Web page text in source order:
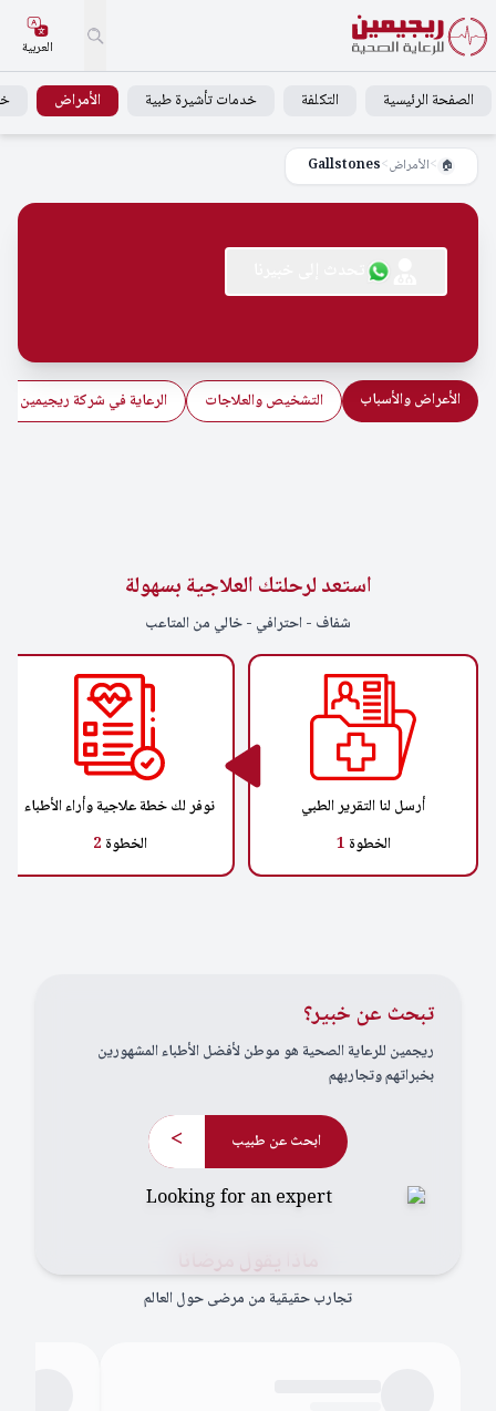
العربية
الصفحة الرئيسية التكلفة خدمات تأشيرة طبية الأمراض
🏠
>الأمراض>
Gallstones
الأعراض والأسباب التشخيص والعلاجات الرعاية في شركة ريجيمين
استعد لرحلتك العلاجية بسهولة
شفاف - احترافي - خالي من المتاعب
أرسل لنا التقرير الطبي
الخطوة 1
نوفر لك خطة علاجية وأراء الأطباء
الخطوة 2
تبحث عن خبير؟
ريجمين للرعاية الصحية هو موطن لأفضل الأطباء المشهورين
بخبراتهم وتجاربهم
ابحث عن طبيب >
ماذا يقول مرضانا
تجارب حقيقية من مرضى حول العالم